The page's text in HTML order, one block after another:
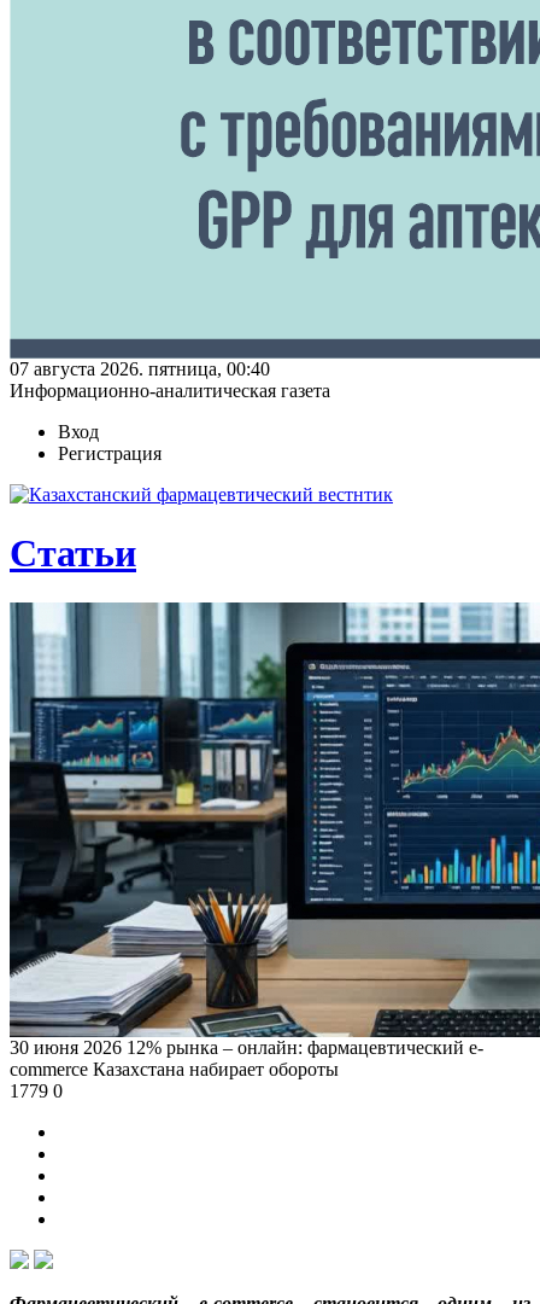
07 августа 2026. пятница, 00:40
Информационно-аналитическая газета
Вход
Регистрация
Статьи
30 июня 2026 12% рынка – онлайн: фармацевтический e-
commerce Казахстана набирает обороты
1779 0